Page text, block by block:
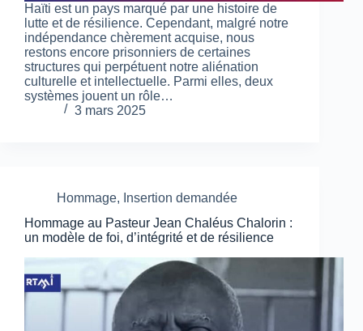
Haïti est un pays marqué par une histoire de
lutte et de résilience. Cependant, malgré notre
indépendance chèrement acquise, nous
restons encore prisonniers de certaines
structures qui perpétuent notre aliénation
culturelle et intellectuelle. Parmi elles, deux
systèmes jouent un rôle…
3 mars 2025
Hommage, Insertion demandée
Hommage au Pasteur Jean Chaléus Chalorin :
un modèle de foi, d’intégrité et de résilience